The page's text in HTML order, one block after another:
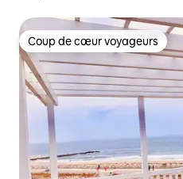
Coup de cœur voyageurs
Coup de cœur voyageurs